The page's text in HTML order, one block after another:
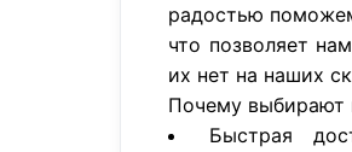
радостью
что позволяет
их нет на наших
Почему выбирают
Быстрая